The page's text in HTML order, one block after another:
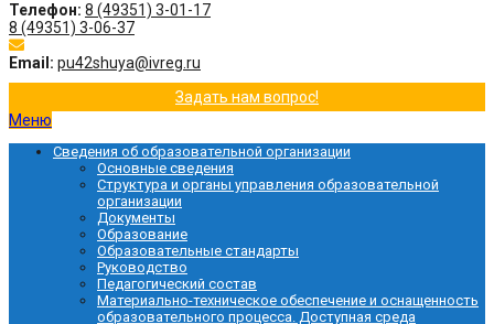
Телефон: 8 (49351) 3-01-17
8 (49351) 3-06-37
Email: pu42shuya@ivreg.ru
Задать нам вопрос!
Меню
Сведения об образовательной организации
Основные сведения
Структура и органы управления образовательной
организации
Документы
Образование
Образовательные стандарты
Руководство
Педагогический состав
Материально-техническое обеспечение и оснащенность
образовательного процесса. Доступная среда